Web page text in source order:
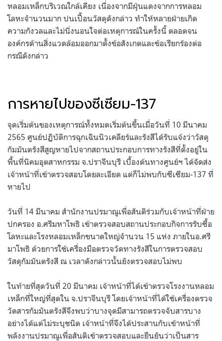
หลอมเหล็กบริเวณใกล้เคียง เนื่องจากมีฝุ่นแดงจากการหลอม
โลหะจำนวนมาก ปนเปื้อนวัสดุดังกล่าว ทำให้หลายฝ่ายเกิด
ความกังวลและไม่นิ่งนอนใจต่อเหตุการณ์ในครั้งนี้ ตลอดจน
องค์กรด้านสิ่งแวดล้อมออกมาตั้งข้อสังเกตและข้อเรียกร้องต่อ
กรณีดังกล่าว
การหายไปของซีเซียม-137
จุดเริ่มต้นของเหตุการณ์ทั้งหมดเริ่มต้นขึ้นเมื่อวันที่ 10 มีนาคม
2565 ศูนย์ปฏิบัติการฉุกเฉินนิวเคลียร์และรังสีได้รับแจ้งว่าวัสดุ
กัมมันตรังสีสูญหายไปจากสถานประกอบการทางรังสีที่ตั้งอยู่ใน
พื้นที่นิคมอุตสาหกรรม จ.ปราจีนบุรี เบื้องต้นทางศูนย์ฯ ได้จัดส่ง
เจ้าหน้าที่เข้าตรวจสอบโดยละเอียด แต่ก็ไม่พบกับซีเซียม-137 ที่
หายไป
วันที่ 14 มีนาคม สำนักงานปรมาณูเพื่อสันติร่วมกับเจ้าหน้าที่ฝ่าย
ปกครอง อ.ศรีมหาโพธิ เข้าตรวจสอบสถานประกอบกิจการรับซื้อ
โลหะและโรงหลอมเหล็กขนาดใหญ่จำนวน 15 แห่ง ภายในอ.ศรี
มาโพธิ ด้วยการใช้เครื่องมือตรวจวัดทางรังสีในการตรวจสอบ
วัสดุกัมมันตรังสี ณ เวลาดังกล่าวนั้นยังตรวจสอบไม่พบ
ในท้ายที่สุดวันที่ 20 มีนาคม เจ้าหน้าที่ได้เข้าตรวจโรงงานหลอม
เหล็กที่ใหญ่ที่สุดใน จ.ปราจีนบุรี โดยเจ้าหน้าที่ได้ใช้เครื่องตรวจ
วัดสารกัมมันตรังสีจึงพบว่าบางจุดมีสามารถตรวจจับสารบาง
อย่างได้แต่ไม่ระบุชนิด เจ้าหน้าที่จึงได้ประสานกับเข้าหน้าที่
พลังงานปรมาณูเพื่อสันติเข้าตรวจสอบและยืนยันว่าเป็นสาร